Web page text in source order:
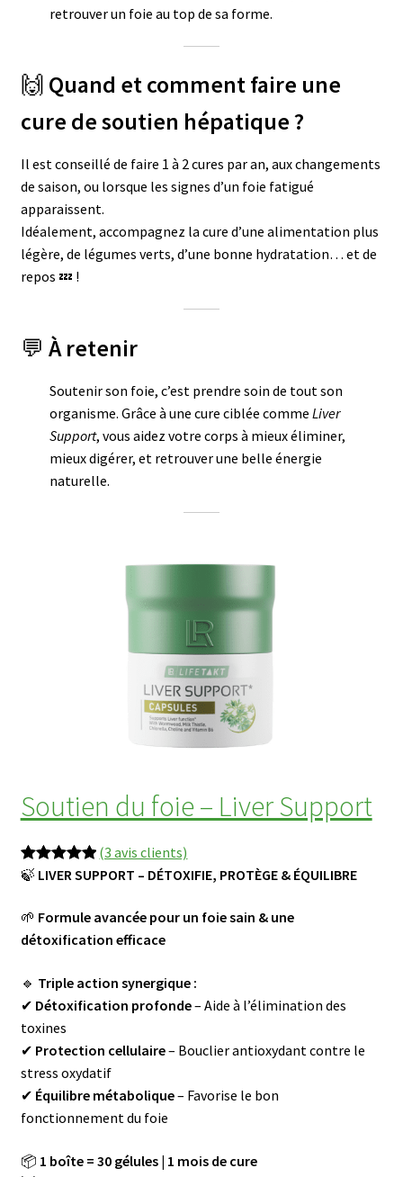
retrouver un foie au top de sa forme.
🙌 Quand et comment faire une
cure de soutien hépatique ?
Il est conseillé de faire 1 à 2 cures par an, aux changements
de saison, ou lorsque les signes d’un foie fatigué
apparaissent.
Idéalement, accompagnez la cure d’une alimentation plus
légère, de légumes verts, d’une bonne hydratation… et de
repos 💤 !
💬 À retenir
Soutenir son foie, c’est prendre soin de tout son
organisme. Grâce à une cure ciblée comme Liver
Support, vous aidez votre corps à mieux éliminer,
mieux digérer, et retrouver une belle énergie
naturelle.
Soutien du foie – Liver Support
Noté5.00
basé sur
3
notations
(3 avis clients)
P
i
x
s
p
o
n
i
b
e
🍃 LIVER SUPPORT – DÉTOXIFIE, PROTÈGE & ÉQUILIBRE
🌱 Formule avancée pour un foie sain & une
détoxification efficace
🔹 Triple action synergique :
✔ Détoxification profonde– Aide à l’élimination des
toxines
✔ Protection cellulaire– Bouclier antioxydant contre le
stress oxydatif
✔ Équilibre métabolique– Favorise le bon
fonctionnement du foie
📦 1 boîte = 30 gélules | 1 mois de cure